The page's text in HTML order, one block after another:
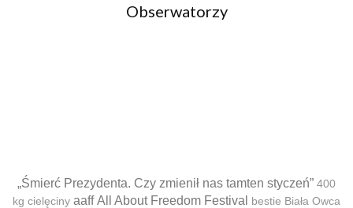
Obserwatorzy
„Śmierć Prezydenta. Czy zmienił nas tamten styczeń” 400
kg cielęciny aaff All About Freedom Festival bestie Biała Owca